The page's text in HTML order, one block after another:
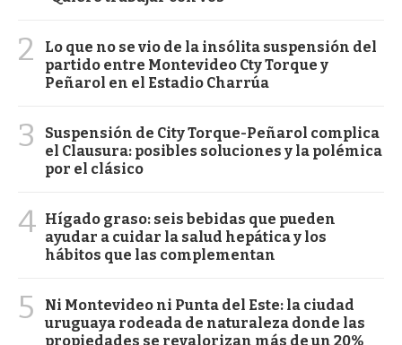
2
Lo que no se vio de la insólita suspensión del
partido entre Montevideo Cty Torque y
Peñarol en el Estadio Charrúa
3
Suspensión de City Torque-Peñarol complica
el Clausura: posibles soluciones y la polémica
por el clásico
4 Hígado graso: seis bebidas que pueden
ayudar a cuidar la salud hepática y los
hábitos que las complementan
5
Ni Montevideo ni Punta del Este: la ciudad
uruguaya rodeada de naturaleza donde las
propiedades se revalorizan más de un 20%